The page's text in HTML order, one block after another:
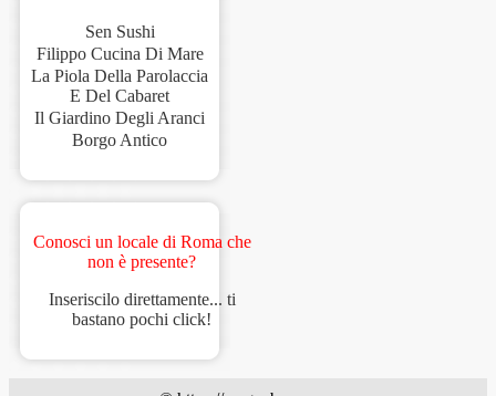
Sen Sushi
Filippo Cucina Di Mare
La Piola Della Parolaccia
E Del Cabaret
Il Giardino Degli Aranci
Borgo Antico
Conosci un locale di Roma che
non è presente?
Inseriscilo direttamente... ti
bastano pochi click!